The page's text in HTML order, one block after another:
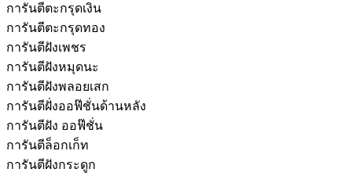
การันตีตะกรุดเงิน
การันตีตะกรุดทอง
การันตีฝังเพชร
การันตีฝังหมุดนะ
การันตีฝังพลอยเสก
การันตีฝั่งออฟ๊ชั่นด้านหลัง
การันตีฝัง ออฟ๊ชั่น
การันตีล็อกเก็ท
การันตีฝังกระดูก